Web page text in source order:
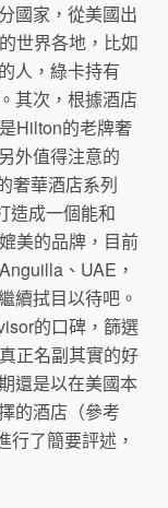
國家，從美國出
世界各地，比如
人，綠卡持有
其次，根據酒店
Hilton的老牌奢
外值得注意的
奢華酒店系列
造成一個能和
美的品牌，目前
、UAE，
續拭目以待吧。
的口碑，篩選
正名副其實的好
還是以在美國本
的酒店（參考
行了簡要評述，